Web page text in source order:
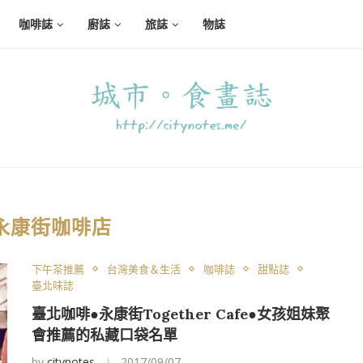
咖啡誌 廚誌 旅誌 物誌
康街咖啡店
下午茶推薦 台灣美食＆生活 咖啡誌
甜點誌
臺北味誌
臺北咖啡●永康街Together Cafe●女孩姐妹聚
會推薦的私藏口袋名單